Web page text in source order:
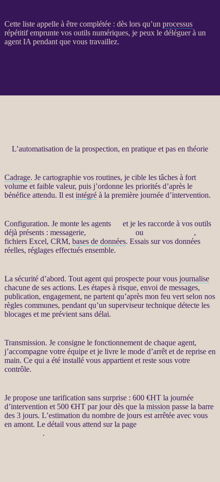
Cette liste appelle à être complétée : dès lors qu’un processus
répétitif emprunte vos outils numériques, je peux le déléguer à un
agent IA pendant que vous travaillez.
L’automatisation de la prospection, en pratique et pas en théorie
Cadrage. Je cartographie vos routines, je cible les tâches à fort
volume et faible valeur, puis j’ordonne les priorités d’après le
bénéfice attendu. Il est intégréà la première journée d’intervention.
Configuration. Je monte les agents
et je les raccorde à vos outils
déjà présents : messagerie,
ou
,
fichiers Excel, CRM, bases de données. Essais sur vos données
réelles, réglages effectués ensemble.
La sécurité d’abord. Tout agentqui prospecte pour vous journalise
chacune de ses actions. Les étapes à risque, envoi de messages,
publication, engagement, ne partent qu’après mon feu vert selon nos
règles communes, pendant qu’un superviseur technique détecte les
blocages et me prévient sans délai.
Transmission. Je consigne le fonctionnement de chaque agent,
j’accompagne votre équipe et je livre le mode d’arrêt et de reprise en
main. Ce qui a été installé vous appartient et reste sous votre
contrôle.
Je propose une tarification sans surprise : 600 €HTla journée
d’intervention et 500 €HTpar jour dès que la mission passe la barre
des 3 jours. L’estimation du nombre de jours est arrêtée avec vous
en amont. Le détail vous attend sur la page
.